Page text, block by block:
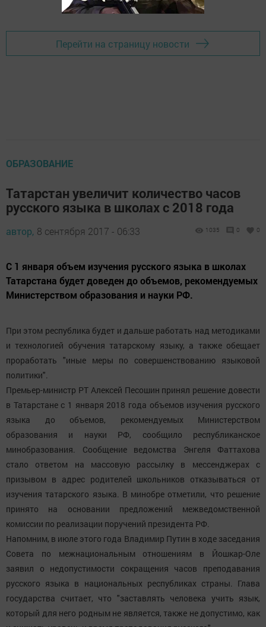
Добавить Шешминскую новь в Яндекс.Новости
Перейти на страницу новости
ОБРАЗОВАНИЕ
Татарстан увеличит количество часов
русского языка в школах с 2018 года
автор, 8 сентября 2017 - 06:33 1035 0 0
С 1 января объем изучения русского языка в школах
Татарстана будет доведен до объемов, рекомендуемых
Министерством образования и науки РФ.
При этом республика будет и дальше работать над методиками
и технологией обучения татарскому языку, а также обещает
проработать "иные меры по совершенствованию языковой
политики".
Премьер-министр РТ Алексей Песошин принял решение довести
в Татарстане с 1 января 2018 года объемов изучения русского
языка до объемов, рекомендуемых Министерством
образования и науки РФ, сообщило республиканское
минобразования. Сообщение ведомства Энгеля Фаттахова
стало ответом на массовую рассылку в мессенджерах с
призывом в адрес родителей школьников отказываться от
изучения татарского языка. В минобре отметили, что решение
принято на основании предложений межведомственной
комиссии по реализации поручений президента РФ.
Напомним, в июле этого года Владимир Путин в ходе заседания
Совета по межнациональным отношениям в Йошкар-Оле
заявил о недопустимости сокращения часов преподавания
русского языка в национальных республиках страны. Глава
государства считает, что "заставлять человека учить язык,
который для него родным не является, также не допустимо, как